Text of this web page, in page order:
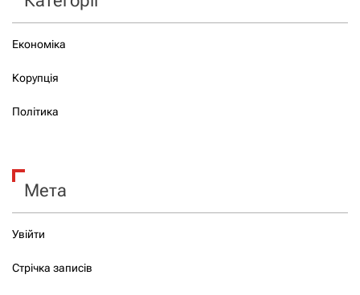
Економіка
Корупція
Політика
Мета
Увійти
Стрічка записів